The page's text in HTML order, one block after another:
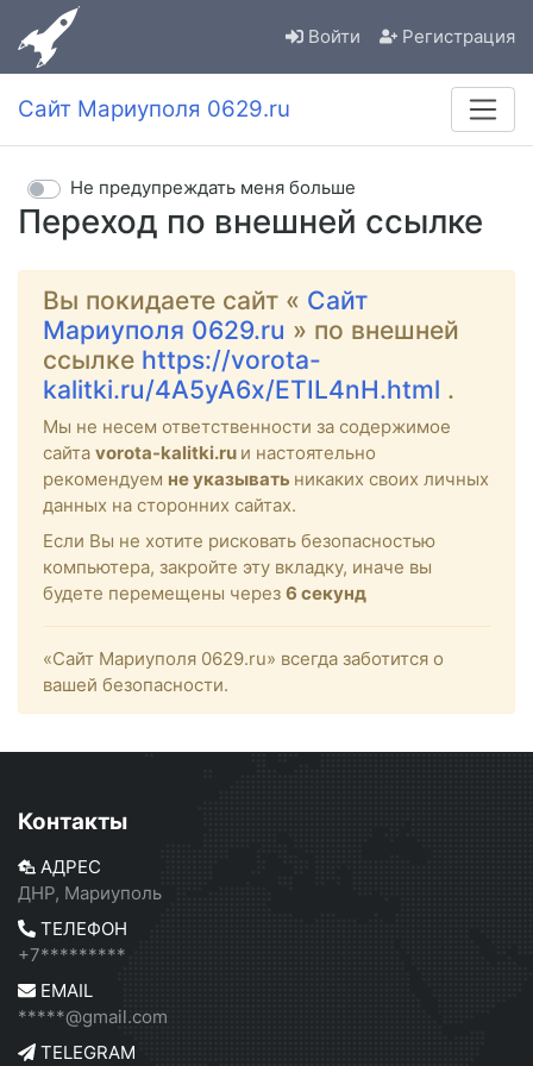
Войти Регистрация
Сайт Мариуполя 0629.ru
Переход по внешней ссылке
Не предупреждать меня больше
Вы покидаете сайт « Сайт
Мариуполя 0629.ru » по внешней
ссылке https://vorota-
kalitki.ru/4A5yA6x/ETIL4nH.html .
Мы не несем ответственности за содержимое
сайта vorota-kalitki.ru и настоятельно
рекомендуем не указывать никаких своих личных
данных на сторонних сайтах.
Если Вы не хотите рисковать безопасностью
компьютера, закройте эту вкладку, иначе вы
будете перемещены через 6 секунд
«Сайт Мариуполя 0629.ru» всегда заботится о
вашей безопасности.
Контакты
АДРЕС
ДНР, Мариуполь
ТЕЛЕФОН
+7*********
EMAIL
*****@gmail.com
TELEGRAM